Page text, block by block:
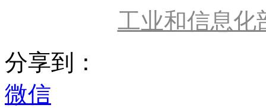
工业和信息化
分享到：
微信